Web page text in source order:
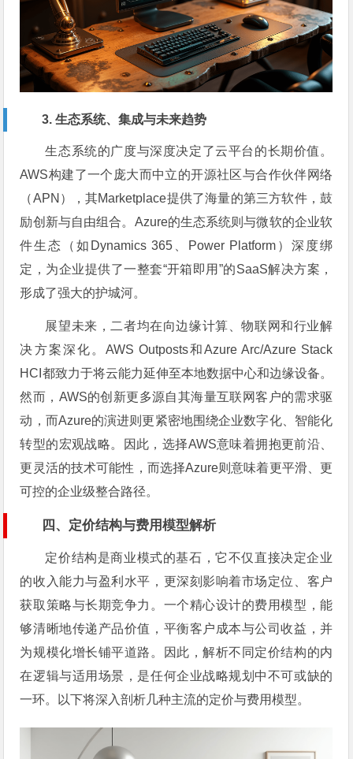
3. 生态系统、集成与未来趋势
生态系统的广度与深度决定了云平台的长期价值。
AWS构建了一个庞大而中立的开源社区与合作伙伴网络
（APN），其Marketplace提供了海量的第三方软件，鼓
励创新与自由组合。Azure的生态系统则与微软的企业软
件生态（如Dynamics 365、Power Platform）深度绑
定，为企业提供了一整套“开箱即用”的SaaS解决方案，
形成了强大的护城河。
展望未来，二者均在向边缘计算、物联网和行业解
决方案深化。AWS Outposts和Azure Arc/Azure Stack
HCI都致力于将云能力延伸至本地数据中心和边缘设备。
然而，AWS的创新更多源自其海量互联网客户的需求驱
动，而Azure的演进则更紧密地围绕企业数字化、智能化
转型的宏观战略。因此，选择AWS意味着拥抱更前沿、
更灵活的技术可能性，而选择Azure则意味着更平滑、更
可控的企业级整合路径。
四、定价结构与费用模型解析
定价结构是商业模式的基石，它不仅直接决定企业
的收入能力与盈利水平，更深刻影响着市场定位、客户
获取策略与长期竞争力。一个精心设计的费用模型，能
够清晰地传递产品价值，平衡客户成本与公司收益，并
为规模化增长铺平道路。因此，解析不同定价结构的内
在逻辑与适用场景，是任何企业战略规划中不可或缺的
一环。以下将深入剖析几种主流的定价与费用模型。